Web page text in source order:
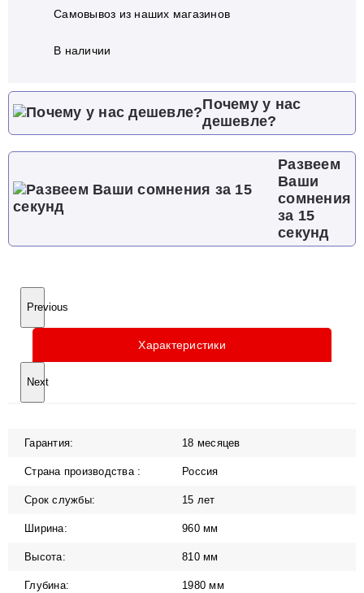
Самовывоз из наших магазинов
В наличии
Почему у нас
дешевле?
Развеем
Ваши
сомнения
за 15
секунд
Previous
Характеристики
Next
Гарантия: 18 месяцев
Страна производства : Россия
Срок службы: 15 лет
Ширина: 960 мм
Высота: 810 мм
Глубина: 1980 мм